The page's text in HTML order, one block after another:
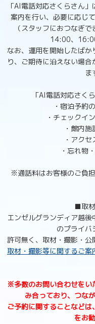
「AI電話対応さくらさん
案内を行い、必要に応じ
（スタッフにおつなぎ
14:00、
なお、運用を開始したば
り、ご期待に沿えない場
ま
「AI電話対応さく
・宿泊予約
・チェックイ
・館内
・アク
・忘れ物
※通話料はお客様のご負
■取
エンゼルグランディア越
のプライバ
許可無く、取材・撮影・公
取材・撮影等に関するご案
※多数のお問い合わせをい
み合っており、つな
ご予約に関することなど
をお